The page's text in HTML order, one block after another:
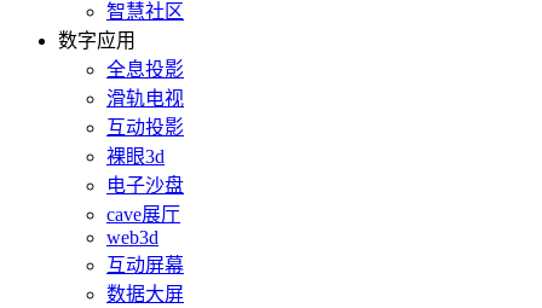
智慧社区
数字应用
全息投影
滑轨电视
互动投影
裸眼3d
电子沙盘
cave展厅
web3d
互动屏幕
数据大屏